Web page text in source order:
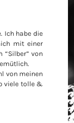
Ich habe die
mit einer
“Silber” von
von meinen
viele tolle &